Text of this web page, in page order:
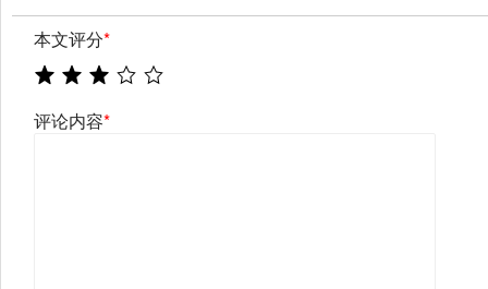
本文评分*
评论内容*